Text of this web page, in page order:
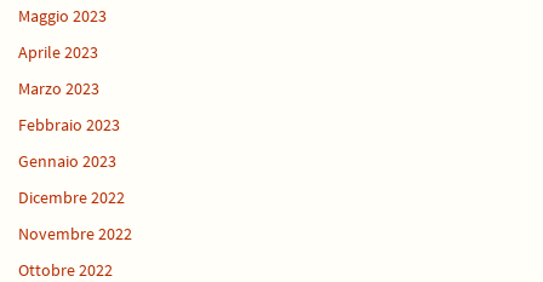
Maggio 2023
Aprile 2023
Marzo 2023
Febbraio 2023
Gennaio 2023
Dicembre 2022
Novembre 2022
Ottobre 2022